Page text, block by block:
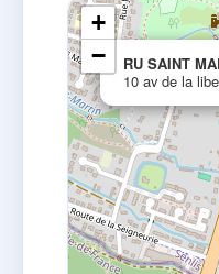
RU SAINT
10 av de la
+
−